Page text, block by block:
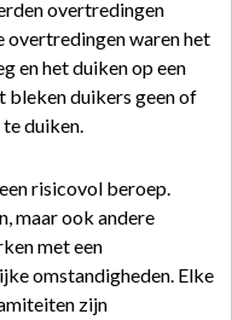
overtredingen
overtredingen waren het
en het duiken op een
bleken duikers geen of
duiken.
risicovol beroep.
maar ook andere
met een
omstandigheden. Elke
zijn